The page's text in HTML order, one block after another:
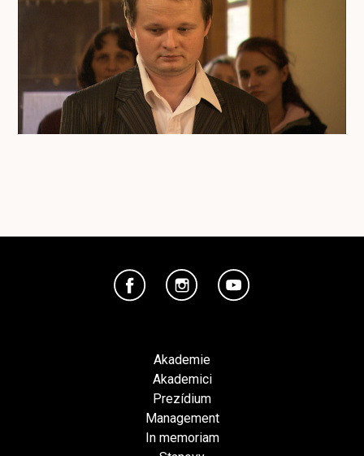
Akademie
Akademici
Prezídium
Management
In memoriam